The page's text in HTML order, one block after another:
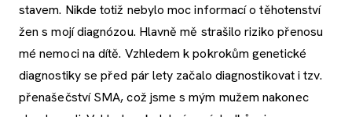
stavem. Nikde totiž nebylo moc informací o těhotenství
žen s mojí diagnózou. Hlavně mě strašilo riziko přenosu
mé nemoci na dítě. Vzhledem k pokrokům genetické
diagnostiky se před pár lety začalo diagnostikovat i tzv.
přenašečství SMA, což jsme s mým mužem nakonec